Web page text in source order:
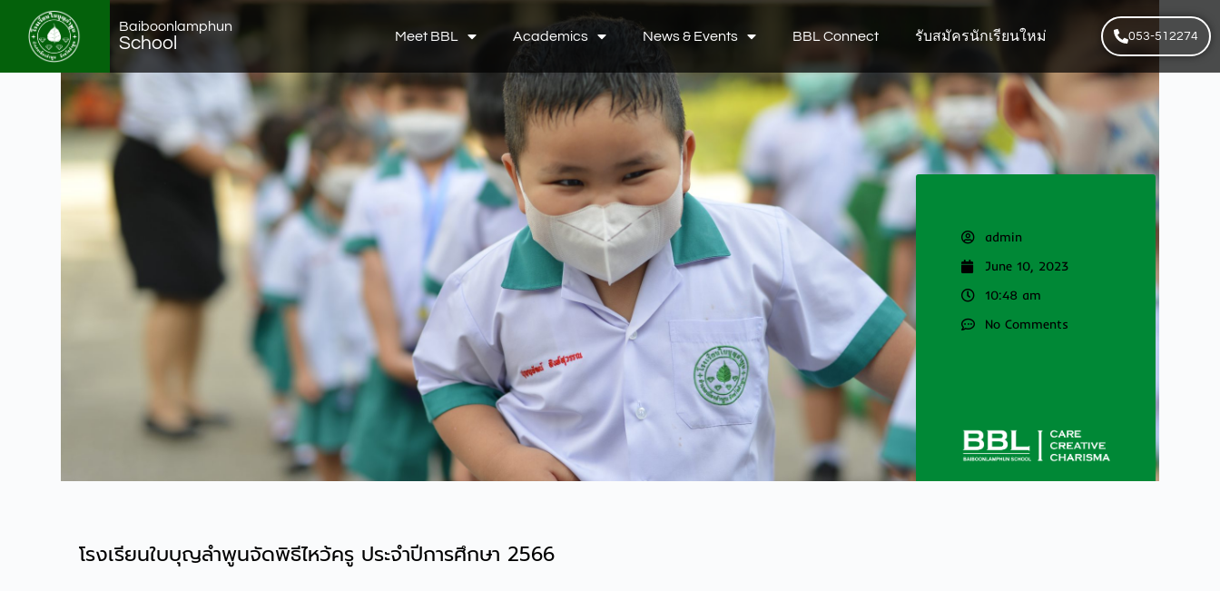
Baiboonlamphun
School Meet BBL Academics News & Events BBL Connect รับสมัครนักเรียนใหม่ 053-512274
admin
June 10, 2023
10:48 am
No Comments
โรงเรียนใบบุญลำพูนจัดพิธีไหว้ครู ประจำปีการศึกษา 2566